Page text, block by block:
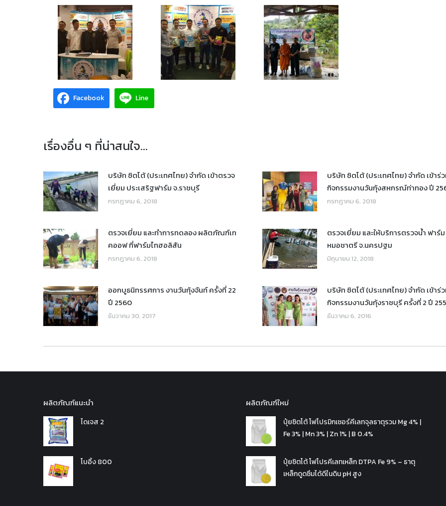
Facebook Line
เรื่องอื่น ๆ ที่น่าสนใจ...
บริษัท ซิตโต้ (ประเทศไทย) จำกัด เข้าตรวจ
เยี่ยม ประเสริฐฟาร์ม จ.ราชบุรี
กรกฎาคม 6, 2018
บริษัท ซิตโต้ (ประเทศไทย) จำกัด เข้าร่
กิจกรรมงานวันกุ้งสหกรณ์ท่าทอง ปี
กรกฎาคม 6, 2018
ตรวจเยี่ยม และทำการทดลอง ผลิตภัณฑ์เท
คออฟ ที่ฟาร์มไทฮอลิสัน
กรกฎาคม 6, 2018
ตรวจเยี่ยม และให้บริการตรวจน้ำ ฟาร์ม
หมอชาตรี จ.นครปฐม
มิถุนายน 12, 2018
ออกบูธนิทรรศการ งานวันกุ้งจันท์ ครั้งที่ 22
ปี 2560
ธันวาคม 30, 2017
บริษัท ซิตโต้ (ประเทศไทย) จำกัด เข้าร่
กิจกรรมงานวันกุ้งราชบุรี ครั้งที่ 2 ปี
ธันวาคม 6, 2016
ผลิตภัณฑ์แนะนำ
ไดเจส 2
โบอิ้ง 800
ผลิตภัณฑ์ใหม่
ปุ๋ยซิตโต้ โฟโปรมิกเซอร์คีเลทจุลธาตุรวม Mg 4% |
Fe 3% | Mn 3% | Zn 1% | B 0.4%
ปุ๋ยซิตโต้ โฟโปรคีเลทเหล็ก DTPA Fe 9% – ธาตุ
เหล็กดูดซึมได้ดีในดิน pH สูง